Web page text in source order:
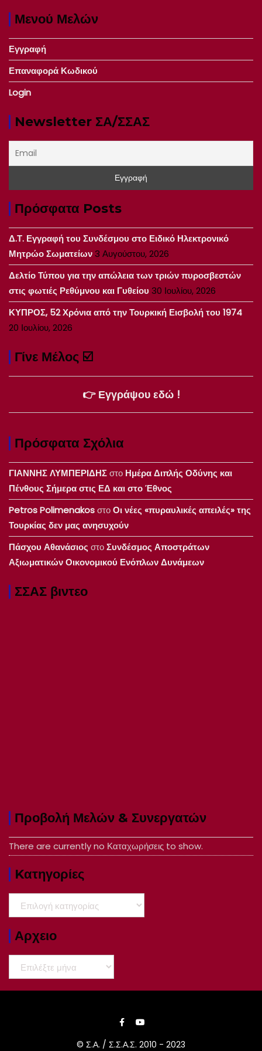
Μενού Μελών
Εγγραφή
Επαναφορά Κωδικού
Login
Newsletter ΣΑ/ΣΣΑΣ
Πρόσφατα Posts
Δ.Τ. Εγγραφή του Συνδέσμου στο Ειδικό Ηλεκτρονικό
Μητρώο Σωματείων3 Αυγούστου, 2026
Δελτίο Τύπου για την απώλεια των τριών πυροσβεστών
στις φωτιές Ρεθύμνου και Γυθείου 30 Ιουλίου, 2026
ΚΥΠΡΟΣ, 52 Χρόνια από την Τουρκική Εισβολή του 1974
20 Ιουλίου, 2026
Γίνε Μέλος ☑️
👉 Εγγράψου εδώ !
Πρόσφατα Σχόλια
ΓΙΑΝΝΗΣ ΛΥΜΠΕΡΙΔΗΣστο Ημέρα Διπλής Οδύνης και
Πένθους Σήμερα στις ΕΔ και στο Έθνος
Petros PolimenakosστοΟι νέες «πυραυλικές απειλές» της
Τουρκίας δεν μας ανησυχούν
Πάσχου Αθανάσιος στοΣυνδέσμος Αποστράτων
Αξιωματικών Οικονομικού Ενόπλων Δυνάμεων
ΣΣΑΣ βιντεο
Προβολή Μελών & Συνεργατών
There are currently no Καταχωρήσεις to show.
Kατηγορίες
Αρχειο
© Σ.Α. / Σ.Σ.Α.Σ. 2010 - 2023